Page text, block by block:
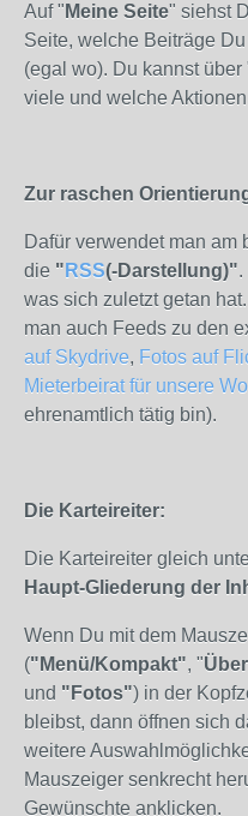
Auf " Meine Seite" siehst
Seite, welche Beiträge
(egal wo). Du kannst
viele und welche
Zur raschen
Dafür verwendet man am
die " RSS(-Darstellung)".
was sich zuletzt getan
man auch Feeds zu den
auf Skydrive, Fotos auf
Mieterbeirat für unsere
ehrenamtlich tätig bin).
Die Karteireiter:
Die Karteireiter gleich
Haupt-Gliederung der
Wenn Du mit dem
("Menü/Kompakt", "
und "Fotos") in der
bleibst, dann öffnen sich
weitere
Mauszeiger senkrecht
Gewünschte anklicken.